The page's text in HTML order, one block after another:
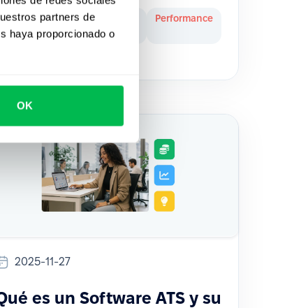
partners de
haya proporcionado o
OK
Inside
PeopleForce
Tech
Performance
2025-11-27
es un Software ATS y su